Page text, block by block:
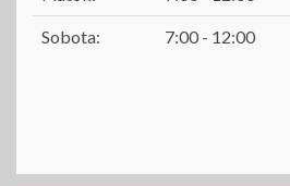
Sobota: 7:00 - 12:00